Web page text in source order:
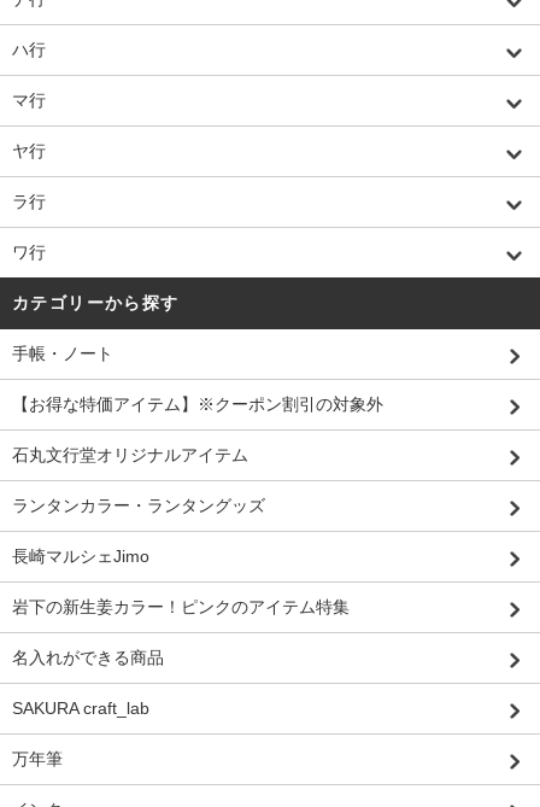
ハ行
マ行
ヤ行
ラ行
ワ行
カテゴリーから探す
手帳・ノート
【お得な特価アイテム】※クーポン割引の対象外
石丸文行堂オリジナルアイテム
ランタンカラー・ランタングッズ
長崎マルシェJimo
岩下の新生姜カラー！ピンクのアイテム特集
名入れができる商品
SAKURA craft_lab
万年筆